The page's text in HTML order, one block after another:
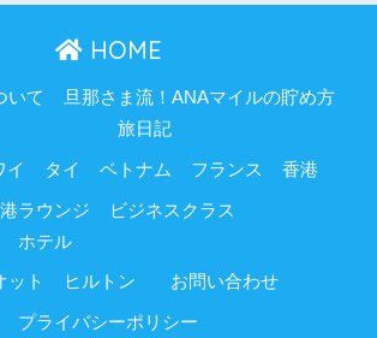
HOME
いて 旦那さま流！ANAマイルの貯め方
旅日記
イ タイ ベトナム フランス 香港
ラウンジ
ビジネスクラス
ホテル
ット ヒルトン お問い合わせ
プライバシーポリシー